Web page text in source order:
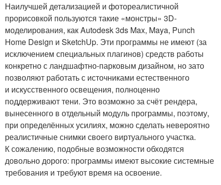
Наилучшей детализацией и фотореалистичной
прорисовкой пользуются такие «монстры» 3D-
моделирования, как Autodesk 3ds Max, Maya, Punch
Home Design и SketchUp. Эти программы не имеют (за
исключением специальных плагинов) средств работы
конкретно с ландшафтно-парковым дизайном, но зато
позволяют работать с источниками естественного
и искусственного освещения, полноценно
поддерживают тени. Это возможно за счёт рендера,
вынесенного в отдельный модуль программы, поэтому,
при определённых усилиях, можно сделать невероятно
реалистичные снимки своего виртуального участка.
К сожалению, подобные возможности обходятся
довольно дорого: программы имеют высокие системные
требования и требуют время на освоение.